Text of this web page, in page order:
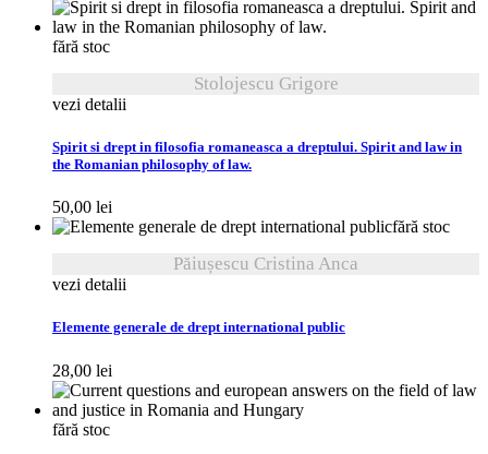
fără stoc
Stolojescu Grigore
vezi detalii
Spirit si drept in filosofia romaneasca a dreptului. Spirit and law in
the Romanian philosophy of law.
50,00 lei
fără stoc
Păiușescu Cristina Anca
vezi detalii
Elemente generale de drept international public
28,00 lei
fără stoc